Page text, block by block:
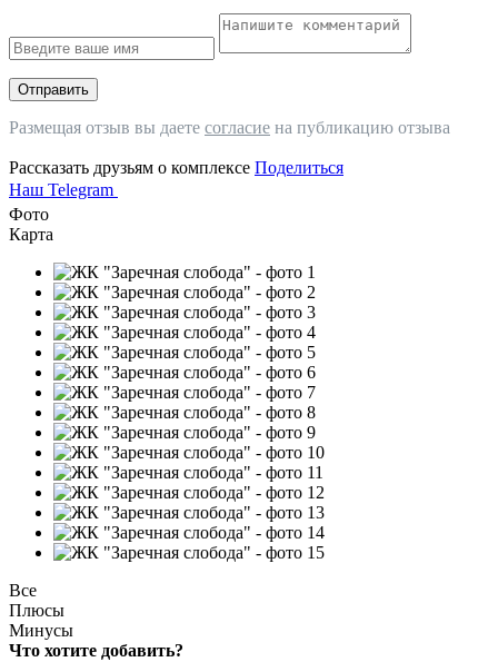
Отправить
Размещая отзыв вы даете согласие на публикацию отзыва
Рассказать друзьям о комплексе Поделиться
Наш Telegram
Фото
Карта
Все
Плюсы
Минусы
Что хотите добавить?